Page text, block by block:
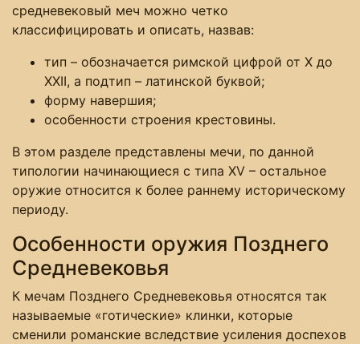
средневековый меч можно четко
классифицировать и описать, назвав:
тип – обозначается римской цифрой от Х до
ХХІІ, а подтип – латинской буквой;
форму навершия;
особенности строения крестовины.
В этом разделе представлены мечи, по данной
типологии начинающиеся с типа ХV – остальное
оружие относится к более раннему историческому
периоду.
Особенности оружия Позднего
Средневековья
К мечам Позднего Средневековья относятся так
называемые «готические» клинки, которые
сменили романские вследствие усиления доспехов